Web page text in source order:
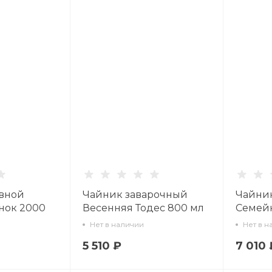
2000
Чайник заварочный
Весенняя Тодес 800 мл
арт. 80.03302.00.1
Нет в наличии
5 510 ₽
петух
Нет в
7 010